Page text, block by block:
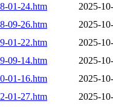
01-24.htm
2025-
09-26.htm
2025-
01-22.htm
2025-
09-14.htm
2025-
01-16.htm
2025-
01-27.htm
2025-